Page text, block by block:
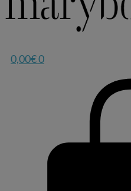
0,00€0